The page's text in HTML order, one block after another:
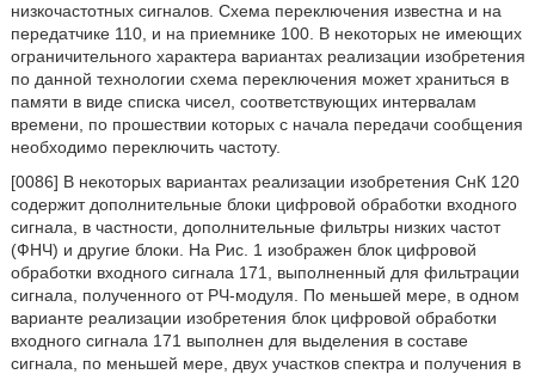
низкочастотных сигналов. Схема переключения известна и на
передатчике 110, и на приемнике 100. В некоторых не имеющих
ограничительного характера вариантах реализации изобретения
по данной технологии схема переключения может храниться в
памяти в виде списка чисел, соответствующих интервалам
времени, по прошествии которых с начала передачи сообщения
необходимо переключить частоту.
[0086] В некоторых вариантах реализации изобретения СнК 120
содержит дополнительные блоки цифровой обработки входного
сигнала, в частности, дополнительные фильтры низких частот
(ФНЧ) и другие блоки. На Рис. 1 изображен блок цифровой
обработки входного сигнала 171, выполненный для фильтрации
сигнала, полученного от РЧ-модуля. По меньшей мере, в одном
варианте реализации изобретения блок цифровой обработки
входного сигнала 171 выполнен для выделения в составе
сигнала, по меньшей мере, двух участков спектра и получения в